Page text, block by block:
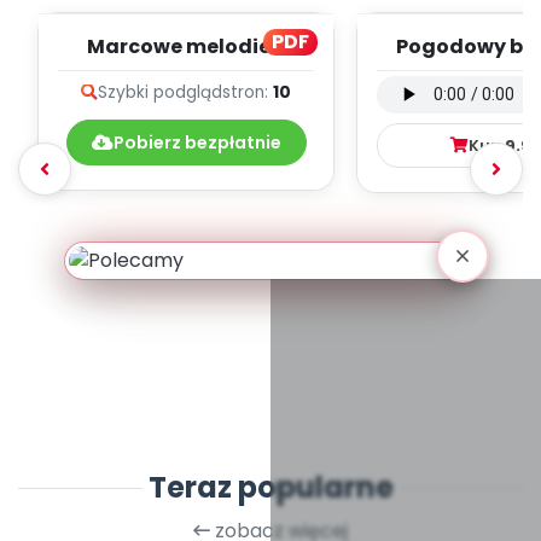
PDF
Marcowe melodie -
Szybki podglądstron: 10
Pobierz bezpłatnie
Pogodowy
mp3)
Kup9.99
Teraz popularne
zobacz więcej